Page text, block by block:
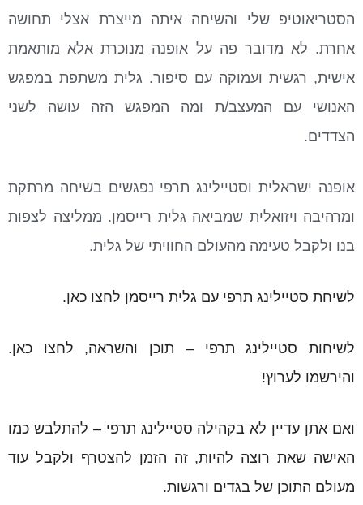
הסטריאוטיפ שלי והשיחה איתה מייצרת אצלי תחושה
אחרת. לא מדובר פה על אופנה מנוכרת אלא מותאמת
אישית, רגשית ועמוקה עם סיפור. גלית משתפת במפגש
האנושי עם המעצב/ת ומה המפגש הזה עושה לשני
הצדדים.
אופנה ישראלית וסטיילינג תרפי נפגשים בשיחה מרתקת
ומרהיבה ויזואלית שמביאה גלית רייסמן. ממליצה לצפות
בנו ולקבל טעימה מהעולם החוויתי של גלית.
לשיחת סטיילינג תרפי עם גלית רייסמן לחצו כאן.
לשיחות סטיילינג תרפי – תוכן והשראה, לחצו כאן.
והירשמו לערוץ!
ואם אתן עדיין לא בקהילה סטיילינג תרפי – להתלבש כמו
האישה שאת רוצה להיות, זה הזמן להצטרף ולקבל עוד
מעולם התוכן של בגדים ורגשות.